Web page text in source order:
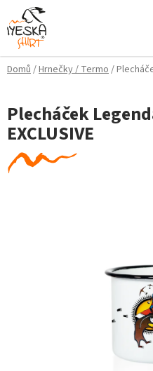
Přejít
na
obsah
Domů/Hrnečky / Termo/
Plecháček
EXCLUSIVE